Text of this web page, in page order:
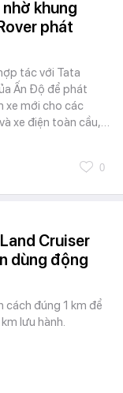
khung
phát
tác với Tata
Ấn Độ để phát
xe mới cho các
xe điện toàn cầu,…
0
Cruiser
dùng động
cách đúng 1 km để
lưu hành.